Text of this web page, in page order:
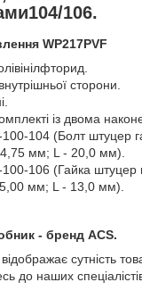
106.
WP217PVF
сторони.
із двома
104 (Болт штуцер
мм; L - 20,0 мм).
106 (Гайка штуцер
мм; L - 13,0 мм).
- бренд ACS.
сутність
до наших